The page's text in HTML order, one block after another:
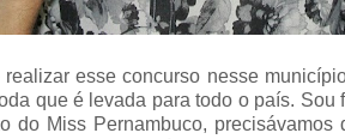
realizar esse concurso nesse
que é levada para todo o país.
do Miss Pernambuco,